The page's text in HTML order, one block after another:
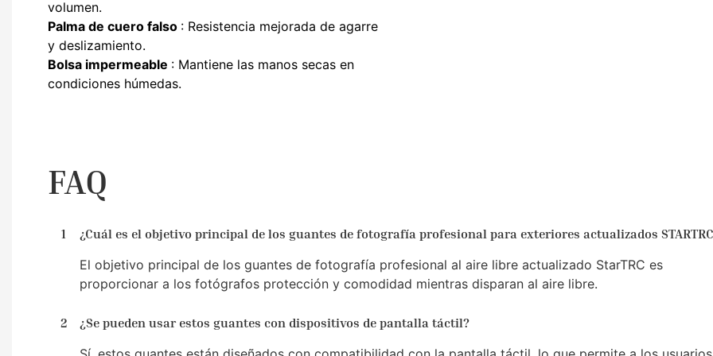
volumen.
Palma de cuero falso : Resistencia mejorada de agarre
y deslizamiento.
Bolsa impermeable : Mantiene las manos secas en
condiciones húmedas.
FAQ
1
¿Cuál es el objetivo principal de los guantes de fotografía profesional para exteriores actualizados
El objetivo principal de los guantes de fotografía profesional al aire libre actualizado StarTRC es
proporcionar a los fotógrafos protección y comodidad mientras disparan al aire libre.
2
¿Se pueden usar estos guantes con dispositivos de pantalla táctil?